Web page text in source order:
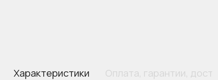
Характеристики Оплата, гарантии,